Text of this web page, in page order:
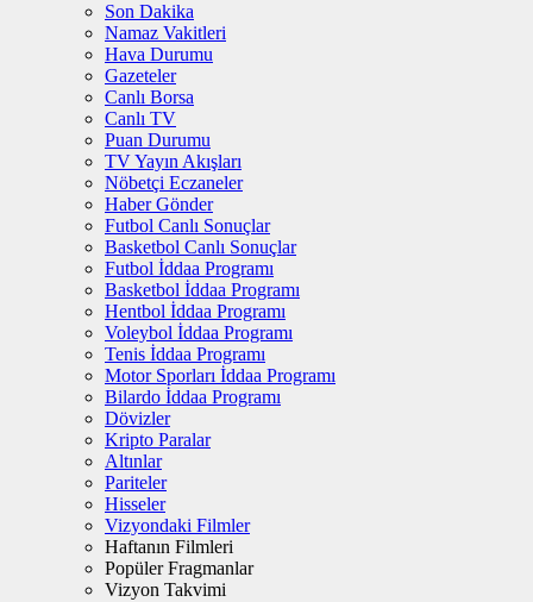
Son Dakika
Namaz Vakitleri
Hava Durumu
Gazeteler
Canlı Borsa
Canlı TV
Puan Durumu
TV Yayın Akışları
Nöbetçi Eczaneler
Haber Gönder
Futbol Canlı Sonuçlar
Basketbol Canlı Sonuçlar
Futbol İddaa Programı
Basketbol İddaa Programı
Hentbol İddaa Programı
Voleybol İddaa Programı
Tenis İddaa Programı
Motor Sporları İddaa Programı
Bilardo İddaa Programı
Dövizler
Kripto Paralar
Altınlar
Pariteler
Hisseler
Vizyondaki Filmler
Haftanın Filmleri
Popüler Fragmanlar
Vizyon Takvimi